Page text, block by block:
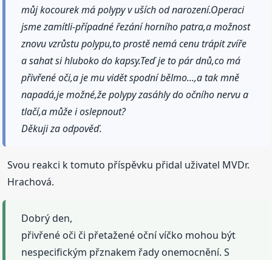
můj kocourek má polypy v uších od narození.Operaci
jsme zamítli-případné řezání horního patra,a možnost
znovu vzrůstu polypu,to prostě nemá cenu trápit zvíře
a sahat si hluboko do kapsy.Teď je to pár dnů,co má
přivřené oči,a je mu vidět spodní bělmo...,a tak mně
napadá,je možné,že polypy zasáhly do očního nervu a
tlačí,a může i oslepnout?
Děkuji za odpověď.
Svou reakci k tomuto příspěvku přidal uživatel MVDr.
Hrachová.
Dobrý den,
přivřené oči či přetažené oční víčko mohou být
nespecifickým přznakem řady onemocnění. S